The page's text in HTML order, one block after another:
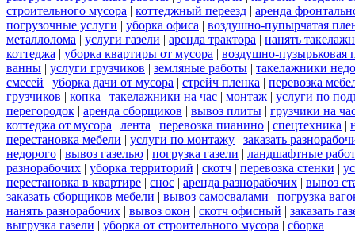
строительного мусора | коттеджный переезд | аренда
погрузочные услуги | уборка офиса | воздушно-пупырчатая
металлолома | услуги газели | аренда трактора | нанять
коттеджа | уборка квартиры от мусора | воздушно-пузырьковая
ванны | услуги грузчиков | земляные работы | такелажники
смесей | уборка дачи от мусора | стрейч пленка | перевозка
грузчиков | копка | такелажники на час | монтаж | услуги по
перегородок | аренда сборщиков | вывоз плиты | грузчики на
коттеджа от мусора | лента | перевозка пианино | спецтехника |
перестановка мебели | услуги по монтажу | заказать
недорого | вывоз газелью | погрузка газели | ландшафтные
разнорабочих | уборка территорий | скотч | перевозка стенки |
перестановка в квартире | снос | аренда разнорабочих | вывоз
заказать сборщиков мебели | вывоз самосвалами | погрузка
нанять разнорабочих | вывоз окон | скотч офисный | заказать
выгрузка газели | уборка от строительного мусора | сборка